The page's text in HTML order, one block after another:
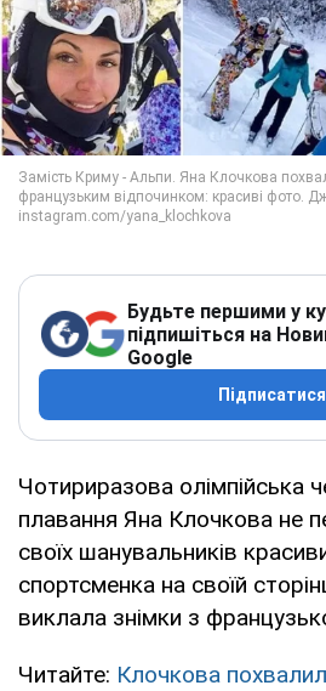
Будьте першими у
підпишіться на
Google
Підписатися
Чотириразова олімпійська
плавання Яна Клочкова не
своїх шанувальників
спортсменка на своїй
виклала знімки з
Читайте: Клочкова